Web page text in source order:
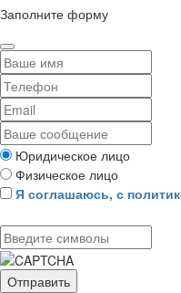
Заполните форму
Юридическое лицо
Физическое лицо
Я соглашаюсь, с